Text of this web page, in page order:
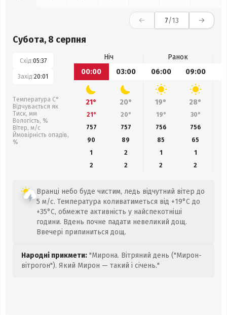
7/13
Субота, 8 серпня
Схід:05:37
Захід:20:01
Температура С°
Відчувається як
Тиск, мм
Вологість, %
Вітер, м/с
Ймовірність опадів,
%
Ніч
Ранок
00:00
03:00 06:00 09:00
21° 20° 19° 28°
21° 20° 19° 30°
757
757 756 756
90
89 85 65
1
2 1
1
2
2 2 2
Вранці небо буде чистим, ледь відчутний вітер до
5 м/с. Температура коливатиметься від +19°C до
+35°C, обмежте активність у найспекотніші
години. Вдень почне падати невеликий дощ.
Ввечері припиниться дощ.
Народні прикмети: "Мирона. Вітряний день ("Мирон-
вітрогон"). Який Мирон — такий і січень."